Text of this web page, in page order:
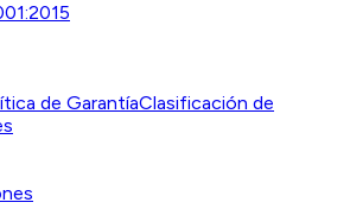
de GarantíaClasificación de